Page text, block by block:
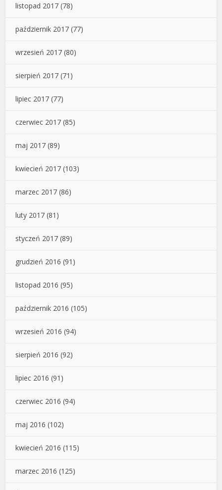
listopad 2017 (78)
październik 2017 (77)
wrzesień 2017 (80)
sierpień 2017 (71)
lipiec 2017 (77)
czerwiec 2017 (85)
maj 2017 (89)
kwiecień 2017 (103)
marzec 2017 (86)
luty 2017 (81)
styczeń 2017 (89)
grudzień 2016 (91)
listopad 2016 (95)
październik 2016 (105)
wrzesień 2016 (94)
sierpień 2016 (92)
lipiec 2016 (91)
czerwiec 2016 (94)
maj 2016 (102)
kwiecień 2016 (115)
marzec 2016 (125)